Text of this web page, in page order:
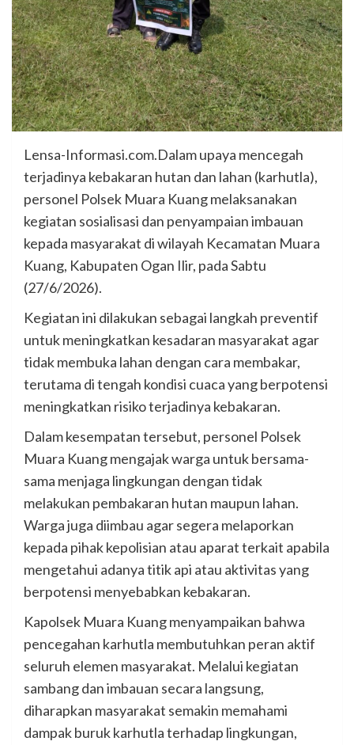
Lensa-Informasi.com.Dalam upaya mencegah
terjadinya kebakaran hutan dan lahan (karhutla),
personel Polsek Muara Kuang melaksanakan
kegiatan sosialisasi dan penyampaian imbauan
kepada masyarakat di wilayah Kecamatan Muara
Kuang, Kabupaten Ogan Ilir, pada Sabtu
(27/6/2026).
Kegiatan ini dilakukan sebagai langkah preventif
untuk meningkatkan kesadaran masyarakat agar
tidak membuka lahan dengan cara membakar,
terutama di tengah kondisi cuaca yang berpotensi
meningkatkan risiko terjadinya kebakaran.
Dalam kesempatan tersebut, personel Polsek
Muara Kuang mengajak warga untuk bersama-
sama menjaga lingkungan dengan tidak
melakukan pembakaran hutan maupun lahan.
Warga juga diimbau agar segera melaporkan
kepada pihak kepolisian atau aparat terkait apabila
mengetahui adanya titik api atau aktivitas yang
berpotensi menyebabkan kebakaran.
Kapolsek Muara Kuang menyampaikan bahwa
pencegahan karhutla membutuhkan peran aktif
seluruh elemen masyarakat. Melalui kegiatan
sambang dan imbauan secara langsung,
diharapkan masyarakat semakin memahami
dampak buruk karhutla terhadap lingkungan,